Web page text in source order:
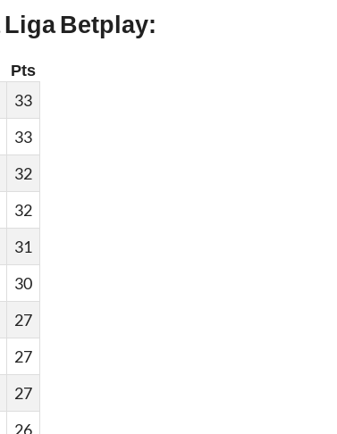
Betplay:
Pts
33
33
32
32
31
30
27
27
27
26